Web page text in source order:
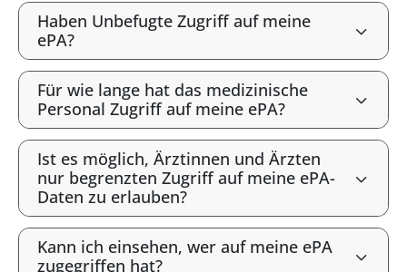
Haben Unbefugte Zugriff auf meine
ePA?
Für wie lange hat das medizinische
Personal Zugriff auf meine ePA?
Ist es möglich, Ärztinnen und Ärzten
nur begrenzten Zugriff auf meine ePA-
Daten zu erlauben?
Kann ich einsehen, wer auf meine ePA
zugegriffen hat?